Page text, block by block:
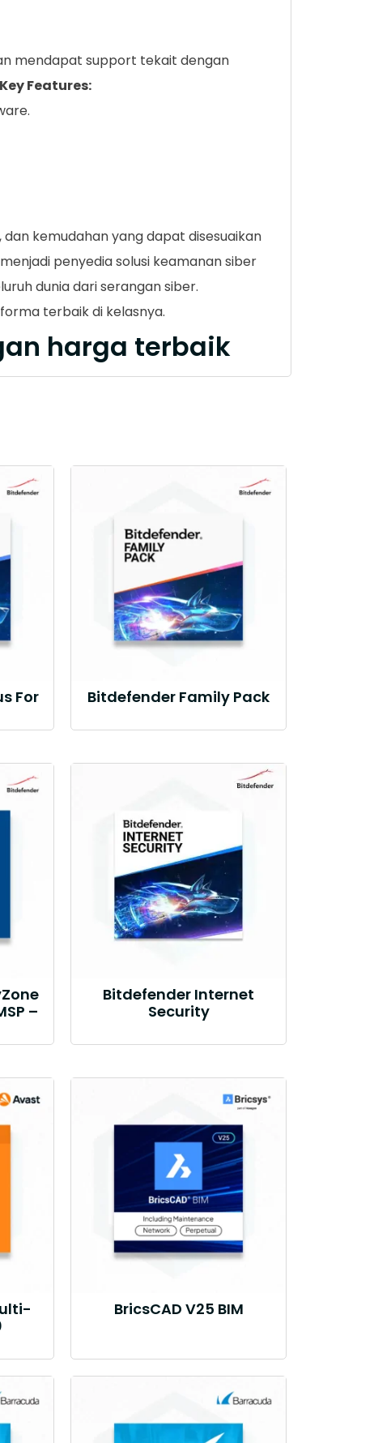
mendapat support tekait dengan
Key Features:
kemudahan yang dapat disesuaikan
penyedia solusi keamanan siber
dunia dari serangan siber.
terbaik di kelasnya.
harga terbaik
For
Bitdefender Family Pack
–
Bitdefender Internet
Security
BricsCAD V25 BIM